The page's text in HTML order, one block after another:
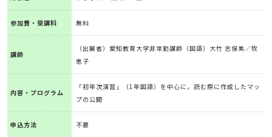
参加費・受講料 無料
講師
（出展者）愛知教育大学非常勤講師（国語）大竹 志保美／牧
恵子
内容・プログラム
「初年次演習」（1年国語）を中心に，読む際に作成したマッ
プの公開
申込方法 不要